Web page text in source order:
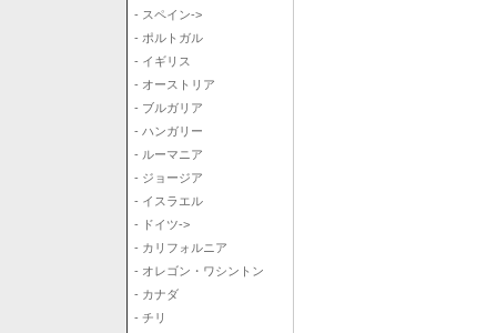
- スペイン->
- ポルトガル
- イギリス
- オーストリア
- ブルガリア
- ハンガリー
- ルーマニア
- ジョージア
- イスラエル
- ドイツ->
- カリフォルニア
- オレゴン・ワシントン
- カナダ
- チリ